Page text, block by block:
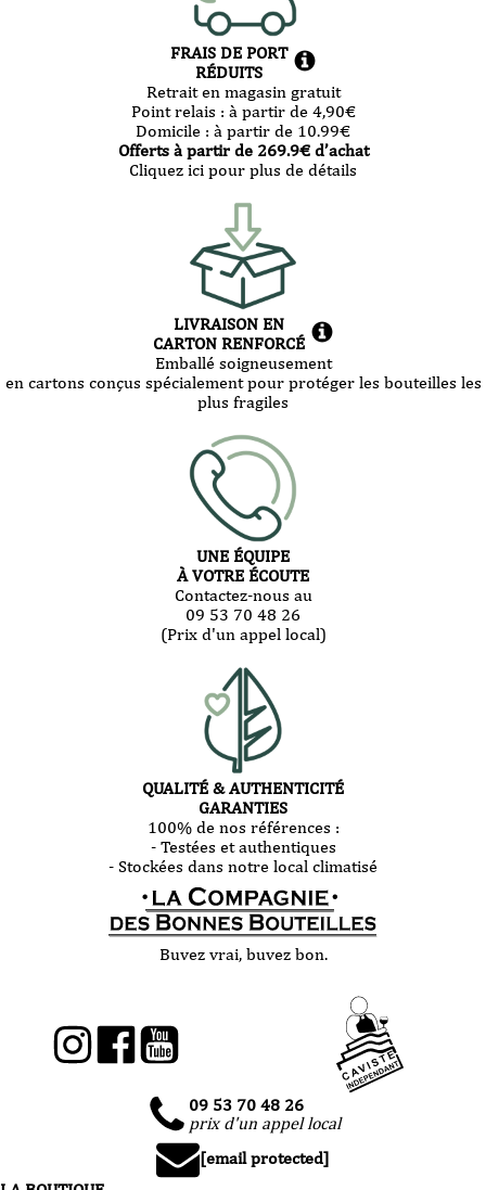
FRAIS DE PORT
RÉDUITS
Retrait en magasin gratuit
Point relais : à partir de 4,90€
Domicile : à partir de 10.99€
Offerts à partir de 269.9€ d’achat
Cliquez ici pour plus de détails
LIVRAISON EN
CARTON RENFORCÉ
Emballé soigneusement
en cartons conçus spécialement pour protéger les bouteilles les
plus fragiles
UNE ÉQUIPE
À VOTRE ÉCOUTE
Contactez-nous au
09 53 70 48 26
(Prix d'un appel local)
QUALITÉ & AUTHENTICITÉ
GARANTIES
100% de nos références :
- Testées et authentiques
- Stockées dans notre local climatisé
Buvez vrai, buvez bon.
09 53 70 48 26
prix d'un appel local
[email protected]